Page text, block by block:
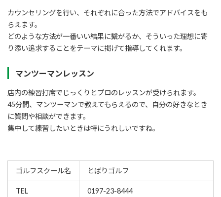
カウンセリングを行い、それぞれに合った方法でアドバイスをも
らえます。
どのような方法が一番いい結果に繋がるか、そういった理想に寄
り添い追求することをテーマに掲げて指導してくれます。
マンツーマンレッスン
店内の練習打席でじっくりとプロのレッスンが受けられます。
45分間、マンツーマンで教えてもらえるので、自分の好きなとき
に質問や相談ができます。
集中して練習したいときは特にうれしいですね。
ゴルフスクール名 とばりゴルフ
TEL 0197-23-8444